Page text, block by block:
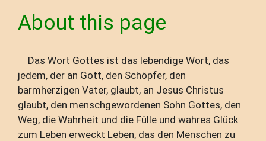
About this page
Das Wort Gottes ist das lebendige Wort, das
jedem, der an Gott, den Schöpfer, den
barmherzigen Vater, glaubt, an Jesus Christus
glaubt, den menschgewordenen Sohn Gottes, den
Weg, die Wahrheit und die Fülle und wahres Glück
zum Leben erweckt Leben, das den Menschen zu